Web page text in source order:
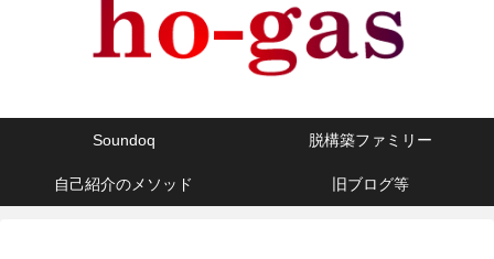
Soundoq 脱構築ファミリー
自己紹介のメソッド 旧ブログ等